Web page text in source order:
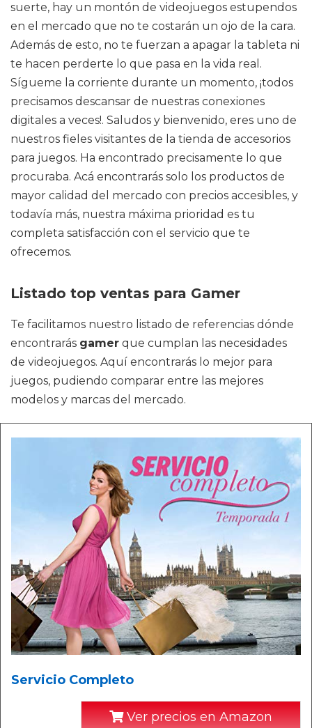
suerte, hay un montón de videojuegos estupendos
en el mercado que no te costarán un ojo de la cara.
Además de esto, no te fuerzan a apagar la tableta ni
te hacen perderte lo que pasa en la vida real.
Sígueme la corriente durante un momento, ¡todos
precisamos descansar de nuestras conexiones
digitales a veces!. Saludos y bienvenido, eres uno de
nuestros fieles visitantes de la tienda de accesorios
para juegos. Ha encontrado precisamente lo que
procuraba. Acá encontrarás solo los productos de
mayor calidad del mercado con precios accesibles, y
todavía más, nuestra máxima prioridad es tu
completa satisfacción con el servicio que te
ofrecemos.
Listado top ventas para Gamer
Te facilitamos nuestro listado de referencias dónde
encontrarás gamer que cumplan las necesidades
de videojuegos. Aquí encontrarás lo mejor para
juegos, pudiendo comparar entre las mejores
modelos y marcas del mercado.
Servicio Completo
Ver precios en Amazon